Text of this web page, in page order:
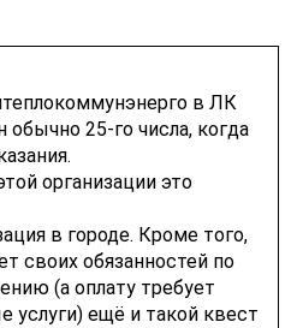
в ЛК
обычно 25-го числа, когда
организации это
в городе. Кроме того,
своих обязанностей по
(а оплату требует
услуги) ещё и такой квест